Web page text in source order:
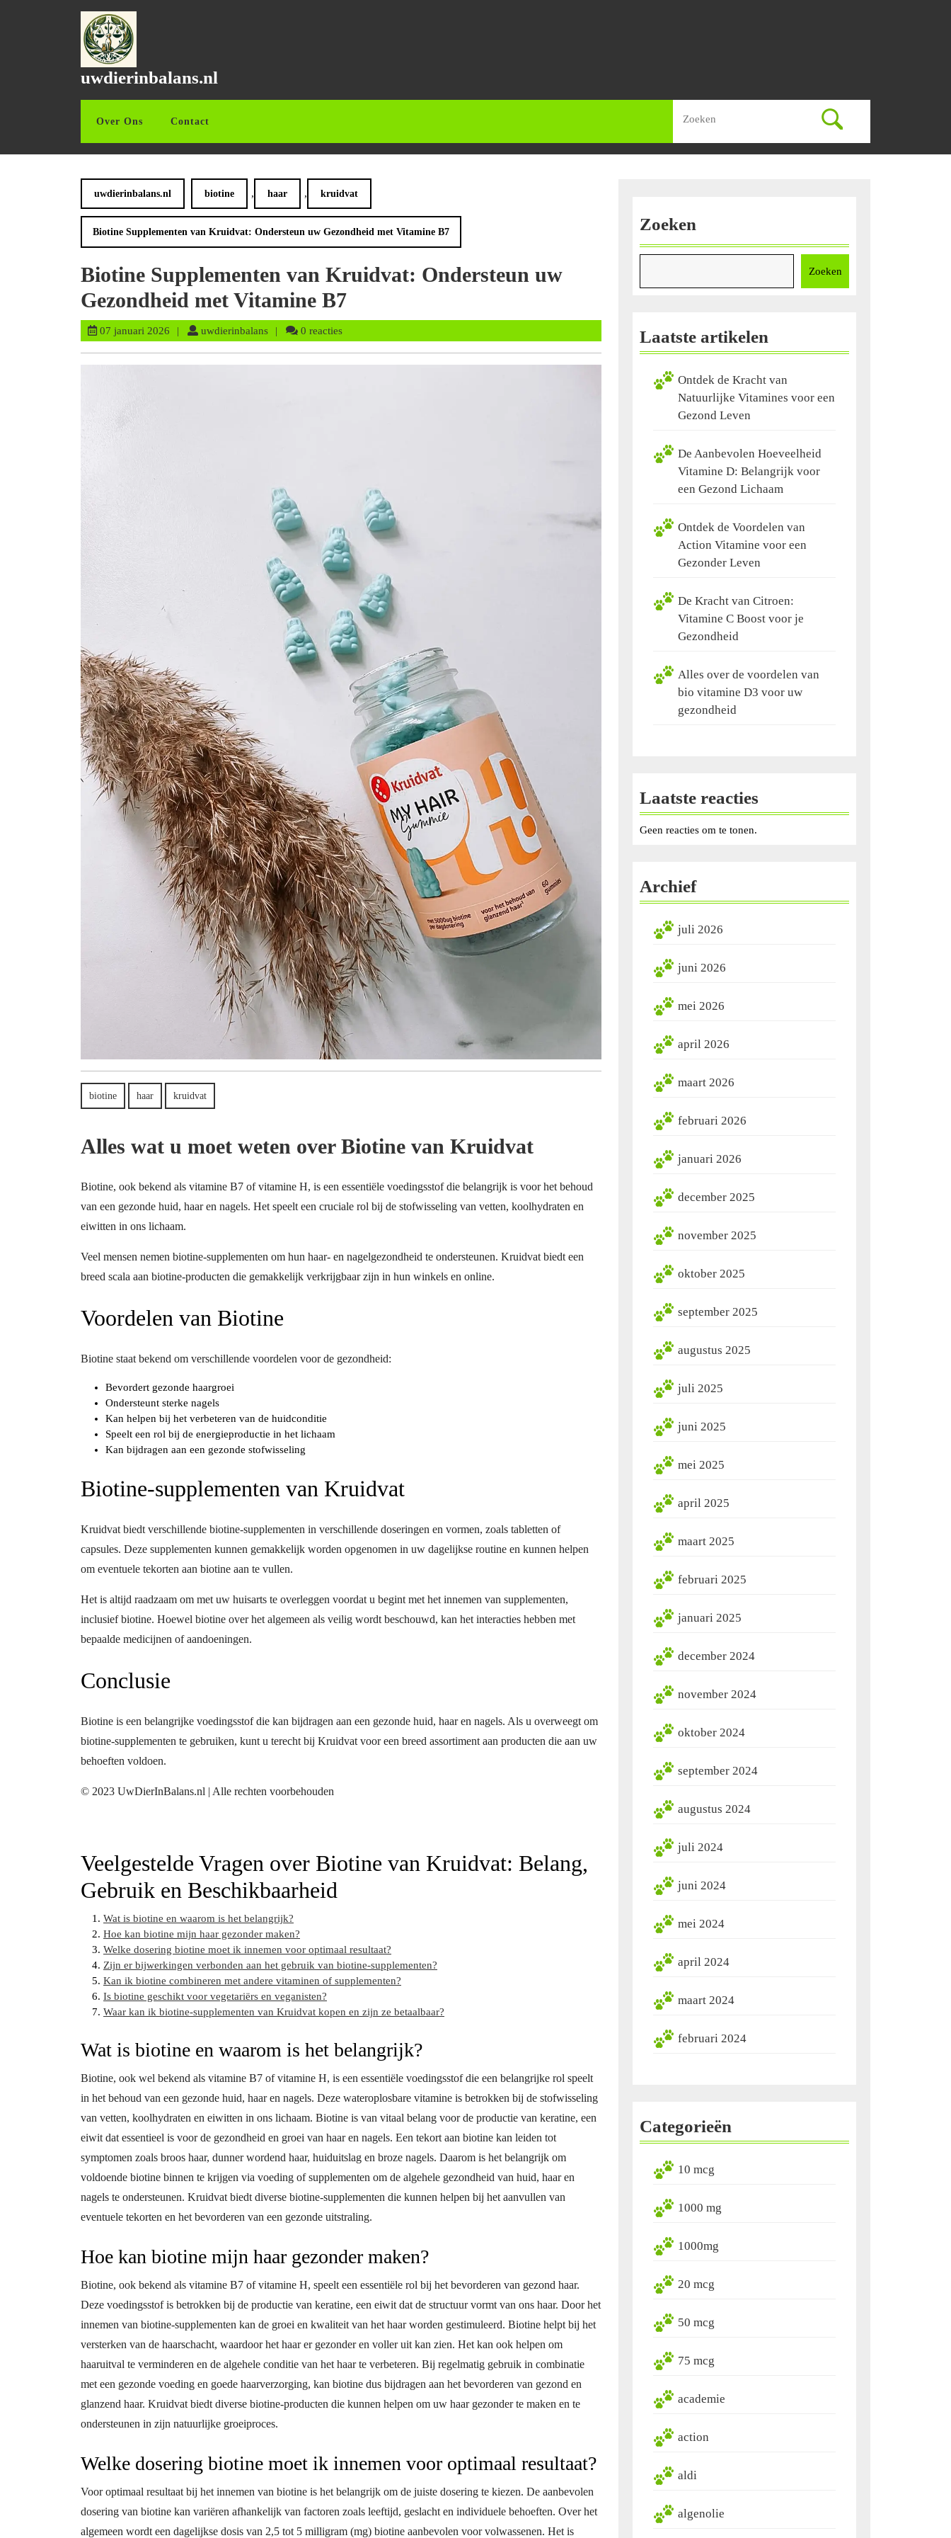
uwdierinbalans.nl
Over Ons Contact
naar:
uwdierinbalans.nl biotine , haar , kruidvat
Biotine Supplementen van Kruidvat: Ondersteun uw Gezondheid met Vitamine B7
Biotine Supplementen van Kruidvat: Ondersteun uw
Gezondheid met Vitamine B7
07 januari 2026 07
uwdierinbalansuwdierinbalans
0 reacties
biotine haar kruidvat
Alles wat u moet weten over Biotine van Kruidvat
Biotine, ook bekend als vitamine B7 of vitamine H, is een essentiële voedingsstof die belangrijk is voor het behoud
van een gezonde huid, haar en nagels. Het speelt een cruciale rol bij de stofwisseling van vetten, koolhydraten en
eiwitten in ons lichaam.
Veel mensen nemen biotine-supplementen om hun haar- en nagelgezondheid te ondersteunen. Kruidvat biedt een
breed scala aan biotine-producten die gemakkelijk verkrijgbaar zijn in hun winkels en online.
Voordelen van Biotine
Biotine staat bekend om verschillende voordelen voor de gezondheid:
Bevordert gezonde haargroei
Ondersteunt sterke nagels
Kan helpen bij het verbeteren van de huidconditie
Speelt een rol bij de energieproductie in het lichaam
Kan bijdragen aan een gezonde stofwisseling
Biotine-supplementen van Kruidvat
Kruidvat biedt verschillende biotine-supplementen in verschillende doseringen en vormen, zoals tabletten of
capsules. Deze supplementen kunnen gemakkelijk worden opgenomen in uw dagelijkse routine en kunnen helpen
om eventuele tekorten aan biotine aan te vullen.
Het is altijd raadzaam om met uw huisarts te overleggen voordat u begint met het innemen van supplementen,
inclusief biotine. Hoewel biotine over het algemeen als veilig wordt beschouwd, kan het interacties hebben met
bepaalde medicijnen of aandoeningen.
Conclusie
Biotine is een belangrijke voedingsstof die kan bijdragen aan een gezonde huid, haar en nagels. Als u overweegt om
biotine-supplementen te gebruiken, kunt u terecht bij Kruidvat voor een breed assortiment aan producten die aan uw
behoeften voldoen.
© 2023 UwDierInBalans.nl | Alle rechten voorbehouden
Veelgestelde Vragen over Biotine van Kruidvat: Belang,
Gebruik en Beschikbaarheid
Wat is biotine en waarom is het belangrijk?
Hoe kan biotine mijn haar gezonder maken?
Welke dosering biotine moet ik innemen voor optimaal resultaat?
Zijn er bijwerkingen verbonden aan het gebruik van biotine-supplementen?
Kan ik biotine combineren met andere vitaminen of supplementen?
Is biotine geschikt voor vegetariërs en veganisten?
Waar kan ik biotine-supplementen van Kruidvat kopen en zijn ze betaalbaar?
Wat is biotine en waarom is het belangrijk?
Biotine, ook wel bekend als vitamine B7 of vitamine H, is een essentiële voedingsstof die een belangrijke rol speelt
in het behoud van een gezonde huid, haar en nagels. Deze wateroplosbare vitamine is betrokken bij de stofwisseling
van vetten, koolhydraten en eiwitten in ons lichaam. Biotine is van vitaal belang voor de productie van keratine, een
eiwit dat essentieel is voor de gezondheid en groei van haar en nagels. Een tekort aan biotine kan leiden tot
symptomen zoals broos haar, dunner wordend haar, huiduitslag en broze nagels. Daarom is het belangrijk om
voldoende biotine binnen te krijgen via voeding of supplementen om de algehele gezondheid van huid, haar en
nagels te ondersteunen. Kruidvat biedt diverse biotine-supplementen die kunnen helpen bij het aanvullen van
eventuele tekorten en het bevorderen van een gezonde uitstraling.
Hoe kan biotine mijn haar gezonder maken?
Biotine, ook bekend als vitamine B7 of vitamine H, speelt een essentiële rol bij het bevorderen van gezond haar.
Deze voedingsstof is betrokken bij de productie van keratine, een eiwit dat de structuur vormt van ons haar. Door het
innemen van biotine-supplementen kan de groei en kwaliteit van het haar worden gestimuleerd. Biotine helpt bij het
versterken van de haarschacht, waardoor het haar er gezonder en voller uit kan zien. Het kan ook helpen om
haaruitval te verminderen en de algehele conditie van het haar te verbeteren. Bij regelmatig gebruik in combinatie
met een gezonde voeding en goede haarverzorging, kan biotine dus bijdragen aan het bevorderen van gezond en
glanzend haar. Kruidvat biedt diverse biotine-producten die kunnen helpen om uw haar gezonder te maken en te
ondersteunen in zijn natuurlijke groeiproces.
Welke dosering biotine moet ik innemen voor optimaal resultaat?
Voor optimaal resultaat bij het innemen van biotine is het belangrijk om de juiste dosering te kiezen. De aanbevolen
dosering van biotine kan variëren afhankelijk van factoren zoals leeftijd, geslacht en individuele behoeften. Over het
algemeen wordt een dagelijkse dosis van 2,5 tot 5 milligram (mg) biotine aanbevolen voor volwassenen. Het is
Zoeken
Zoeken
Laatste artikelen
Ontdek de Kracht van
Natuurlijke Vitamines voor een
Gezond Leven
De Aanbevolen Hoeveelheid
Vitamine D: Belangrijk voor
een Gezond Lichaam
Ontdek de Voordelen van
Action Vitamine voor een
Gezonder Leven
De Kracht van Citroen:
Vitamine C Boost voor je
Gezondheid
Alles over de voordelen van
bio vitamine D3 voor uw
gezondheid
Laatste reacties
Geen reacties om te tonen.
Archief
juli 2026
juni 2026
mei 2026
april 2026
maart 2026
februari 2026
januari 2026
december 2025
november 2025
oktober 2025
september 2025
augustus 2025
juli 2025
juni 2025
mei 2025
april 2025
maart 2025
februari 2025
januari 2025
december 2024
november 2024
oktober 2024
september 2024
augustus 2024
juli 2024
juni 2024
mei 2024
april 2024
maart 2024
februari 2024
Categorieën
10 mcg
1000 mg
1000mg
20 mcg
50 mcg
75 mcg
academie
action
aldi
algenolie